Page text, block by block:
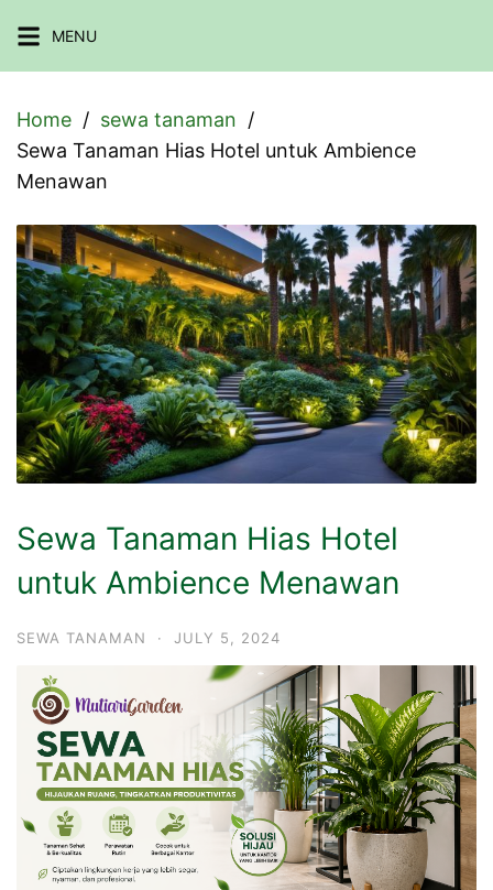
to
MENU
Home
sewa tanaman
Sewa Tanaman Hias Hotel untuk Ambience
Menawan
Sewa Tanaman Hias Hotel
untuk Ambience Menawan
SEWA TANAMAN · JULY 5, 2024